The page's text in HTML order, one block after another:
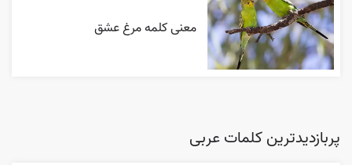
معنی کلمه مرغ عشق
پربازدیدترین کلمات عربی